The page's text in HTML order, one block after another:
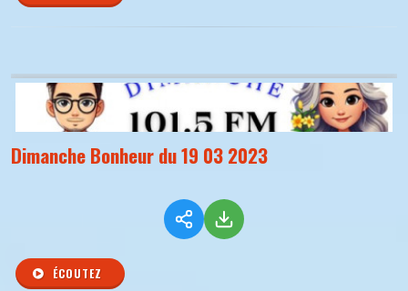
Dimanche Bonheur du 19 03 2023
ÉCOUTEZ